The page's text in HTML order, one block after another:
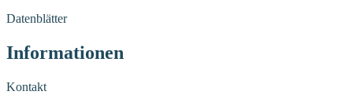
Datenblätter
Informationen
Kontakt